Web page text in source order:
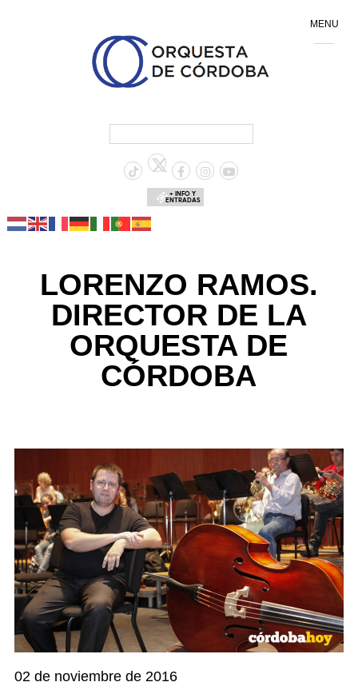
+ INFO Y
ENTRADAS
LORENZO RAMOS.
DIRECTOR DE LA
ORQUESTA DE
CÓRDOBA
02 de noviembre de 2016
MENU